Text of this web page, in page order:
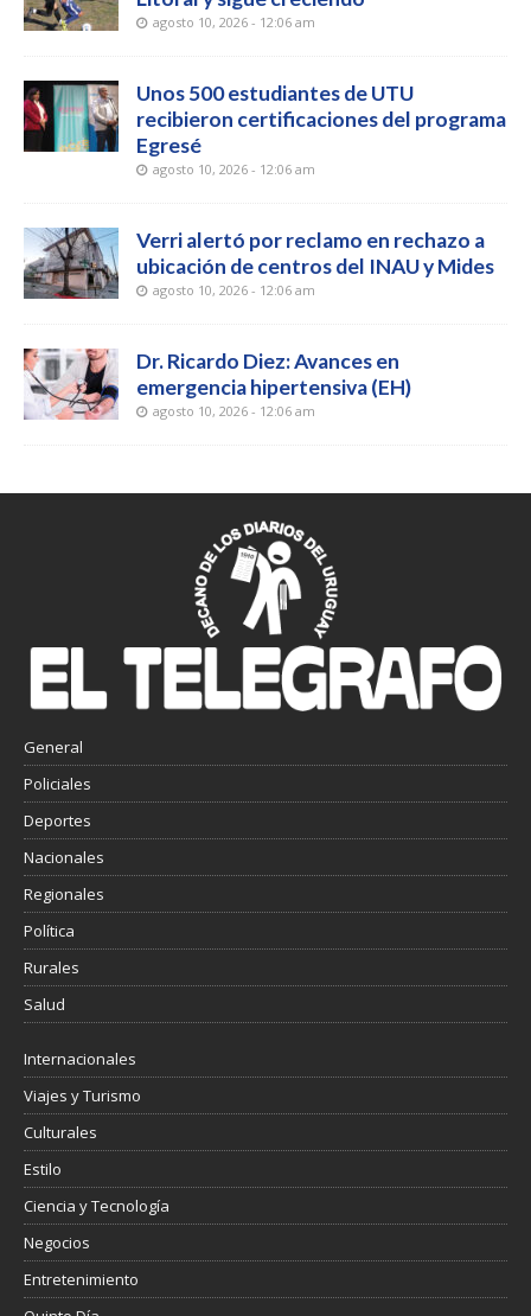
agosto 10, 2026 - 12:06 am
Unos 500 estudiantes de UTU
recibieron certificaciones del programa
Egresé
agosto 10, 2026 - 12:06 am
Verri alertó por reclamo en rechazo a
ubicación de centros del INAU y Mides
agosto 10, 2026 - 12:06 am
Dr. Ricardo Diez: Avances en
emergencia hipertensiva (EH)
agosto 10, 2026 - 12:06 am
General
Policiales
Deportes
Nacionales
Regionales
Política
Rurales
Salud
Internacionales
Viajes y Turismo
Culturales
Estilo
Ciencia y Tecnología
Negocios
Entretenimiento